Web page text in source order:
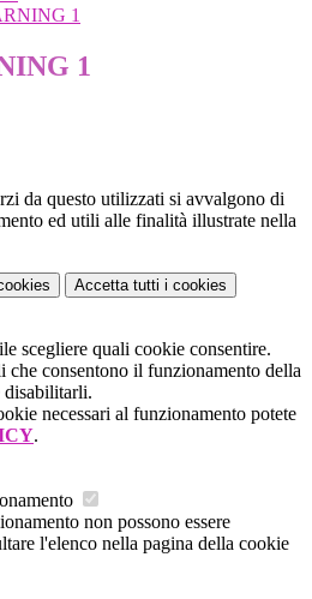
1
1
da questo utilizzati si avvalgono di
ed utili alle finalità illustrate nella
Accetta tutti i cookies
scegliere quali cookie consentire.
che consentono il funzionamento della
disabilitarli.
necessari al funzionamento potete
.
non possono essere
l'elenco nella pagina della cookie